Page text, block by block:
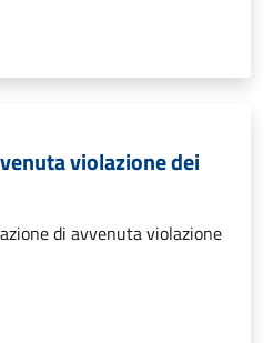
violazione dei
di avvenuta violazione